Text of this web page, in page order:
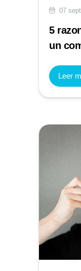
07
5
un
Leer